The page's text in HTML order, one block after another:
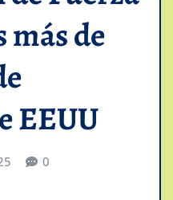
de
EEUU
0